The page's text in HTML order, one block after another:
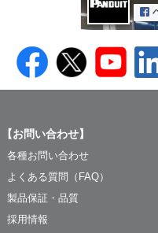
【お問い合わせ】
各種お問い合わせ
よくある質問（FAQ）
製品保証・品質
採用情報